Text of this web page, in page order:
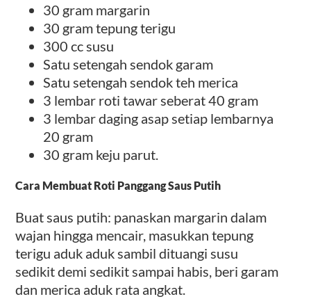
30 gram margarin
30 gram tepung terigu
300 cc susu
Satu setengah sendok garam
Satu setengah sendok teh merica
3 lembar roti tawar seberat 40 gram
3 lembar daging asap setiap lembarnya
20 gram
30 gram keju parut.
Cara Membuat Roti Panggang Saus Putih
Buat saus putih: panaskan margarin dalam
wajan hingga mencair, masukkan tepung
terigu aduk aduk sambil dituangi susu
sedikit demi sedikit sampai habis, beri garam
dan merica aduk rata angkat.